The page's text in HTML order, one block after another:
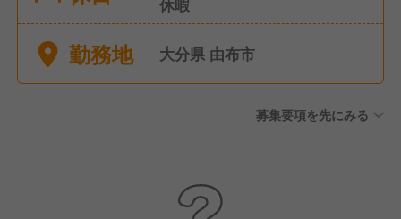
休暇
勤務地 大分県 由布市
募集要項を先にみる